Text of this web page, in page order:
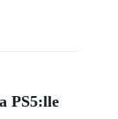
PS5:lle